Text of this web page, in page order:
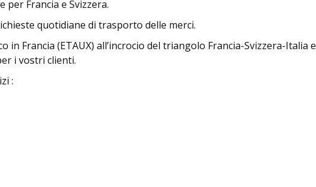
Francia e Svizzera.
quotidiane di trasporto delle merci.
in Francia (ETAUX) all’incrocio del triangolo Francia-Svizzera-Italia e
i vostri clienti.
: